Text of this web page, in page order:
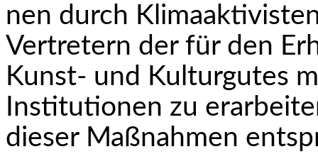
nen durch
Vertretern der für den
Kunst- und Kulturgutes
Institutionen zu
dieser Maßnahmen